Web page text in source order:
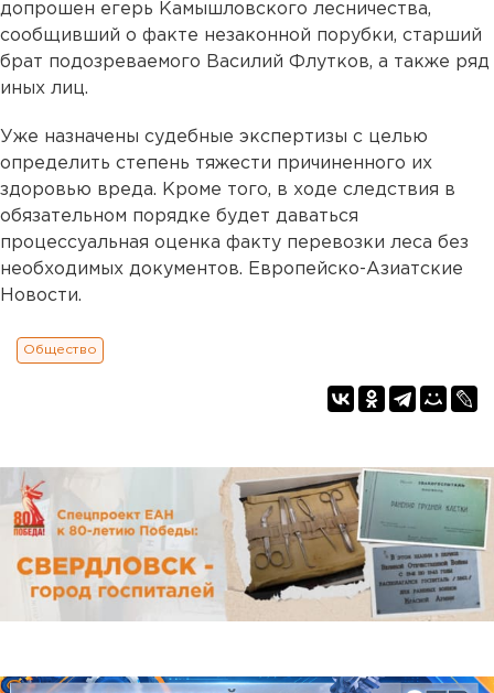
допрошен егерь Камышловского лесничества,
сообщивший о факте незаконной порубки, старший
брат подозреваемого Василий Флутков, а также ряд
иных лиц.
Уже назначены судебные экспертизы с целью
определить степень тяжести причиненного их
здоровью вреда. Кроме того, в ходе следствия в
обязательном порядке будет даваться
процессуальная оценка факту перевозки леса без
необходимых документов. Европейско-Азиатские
Новости.
Общество